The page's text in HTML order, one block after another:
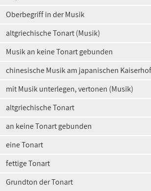
Oberbegriff in der Musik
altgriechische Tonart (Musik)
Musik an keine Tonart gebunden
chinesische Musik am japanischen
mit Musik unterlegen, vertonen (Musik)
altgriechische Tonart
an keine Tonart gebunden
eine Tonart
fettige Tonart
Grundton der Tonart